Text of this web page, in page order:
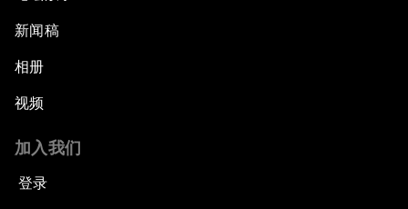
新闻稿
相册
视频
加入我们
登录